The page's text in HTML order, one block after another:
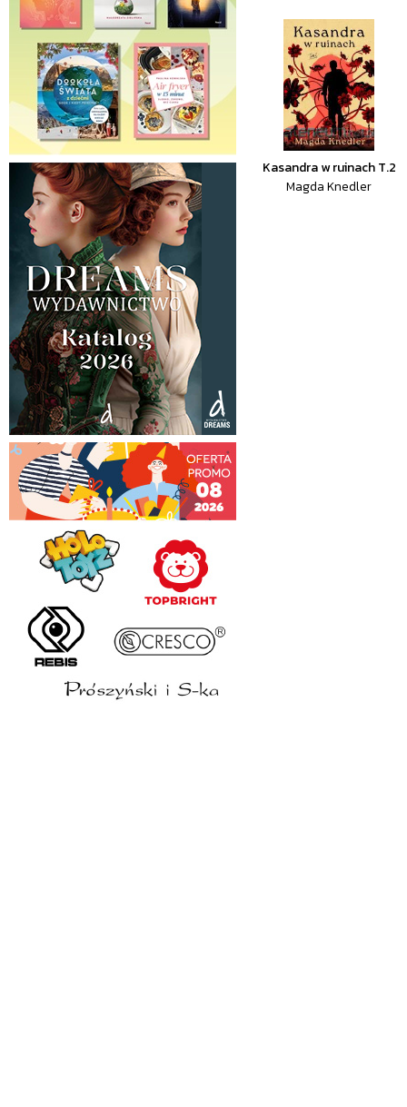
Kasandra w ruinach T.2
Magda Knedler